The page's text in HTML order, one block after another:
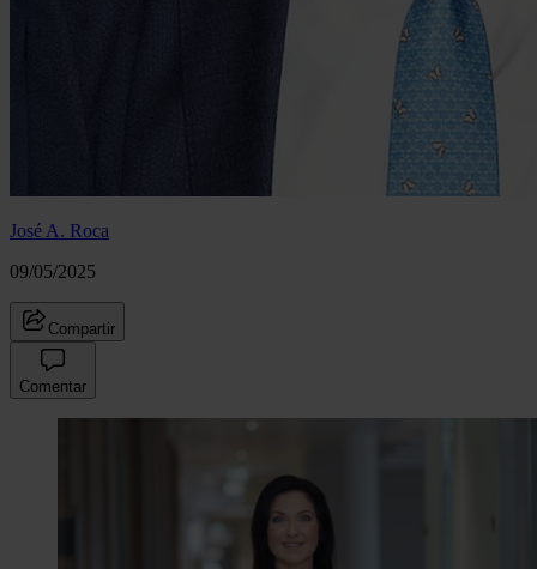
José A. Roca
09/05/2025
Compartir
Comentar